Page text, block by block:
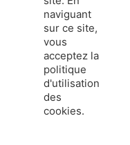
naviguant
sur ce site,
vous
acceptez la
politique
d'utilisation
des
cookies.